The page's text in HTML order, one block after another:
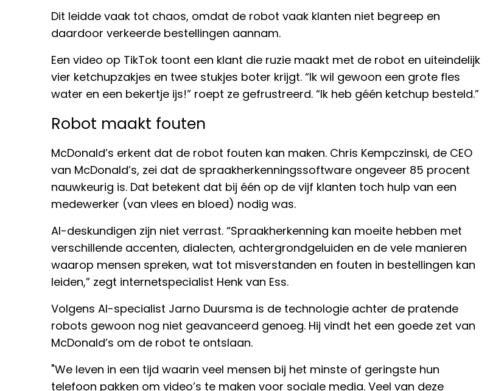
Dit leidde vaak tot chaos, omdat de robot vaak klanten niet begreep en
daardoor verkeerde bestellingen aannam.
Een video op TikTok toont een klant die ruzie maakt met de robot en uiteindelijk
vier ketchupzakjes en twee stukjes boter krijgt. “Ik wil gewoon een grote fles
water en een bekertje ijs!” roept ze gefrustreerd. “Ik heb géén ketchup besteld.”
Robot maakt fouten
McDonald’s erkent dat de robot fouten kan maken. Chris Kempczinski, de CEO
van McDonald’s, zei dat de spraakherkenningssoftware ongeveer 85 procent
nauwkeurig is. Dat betekent dat bij één op de vijf klanten toch hulp van een
medewerker (van vlees en bloed) nodig was.
AI-deskundigen zijn niet verrast. “Spraakherkenning kan moeite hebben met
verschillende accenten, dialecten, achtergrondgeluiden en de vele manieren
waarop mensen spreken, wat tot misverstanden en fouten in bestellingen kan
leiden,” zegt internetspecialist Henk van Ess.
Volgens AI-specialist Jarno Duursma is de technologie achter de pratende
robots gewoon nog niet geavanceerd genoeg. Hij vindt het een goede zet van
McDonald’s om de robot te ontslaan.
"We leven in een tijd waarin veel mensen bij het minste of geringste hun
telefoon pakken om video’s te maken voor sociale media. Veel van deze